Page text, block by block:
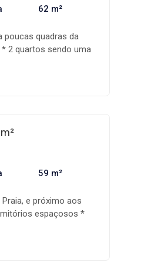
62 m²
poucas quadras da
2 quartos sendo uma
com zeladoria,
do seu
imóveis estão
59 m²
e próximo aos
espaçosos *
com duas